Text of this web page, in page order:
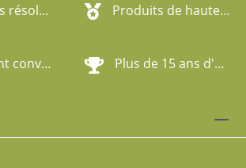
écologiques Produits de haute qualité
Plus de 15 ans d'expérience